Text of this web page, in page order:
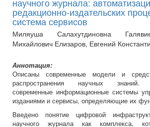
научного журнала:
редакционно-издательских
система сервисов
Миляуша Салахутдиновна
Михайлович Елизаров, Евгений
Аннотация:
Описаны современные модели и
распространения научных знаний.
современные информационные системы
изданиями и сервисы, определяющие их
Введено понятие цифровой
научного журнала как комплекса,